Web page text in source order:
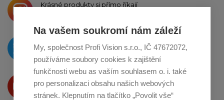
Na vašem soukromí nám záleží
My, společnost Profi Vision s.r.o., IČ 47672072,
používáme soubory cookies k zajištění
funkčnosti webu as vaším souhlasem o. i. také
pro personalizaci obsahu našich webových
stránek. Klepnutím na tlačítko „Povolit vše“
Krásné produkty si přímo říkají
O novinkách píšeme
naTwitteru
Produkty Vám představujeme
na Youtube